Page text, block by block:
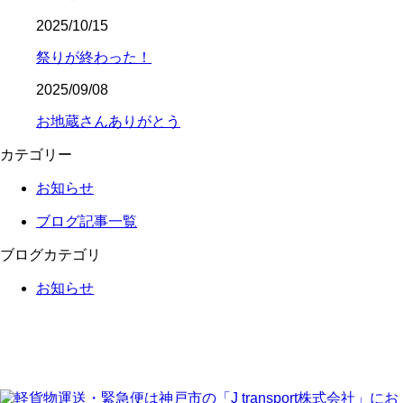
2025/10/15
祭りが終わった！
2025/09/08
お地蔵さんありがとう
カテゴリー
お知らせ
ブログ記事一覧
ブログカテゴリ
お知らせ